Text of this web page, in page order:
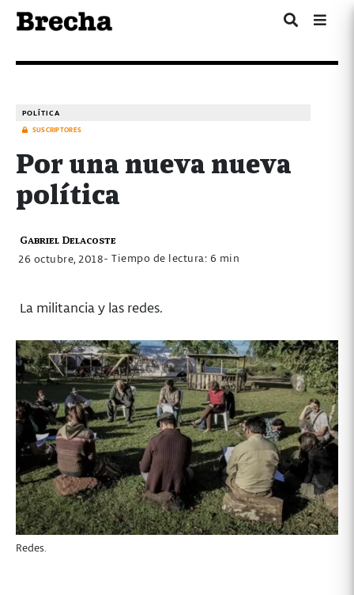
POLÍTICA
SUSCRIPTORES
Por una nueva nueva
política
Gabriel Delacoste
26 octubre, 2018- Tiempo de lectura: 6 min
La militancia y las redes.
Redes.